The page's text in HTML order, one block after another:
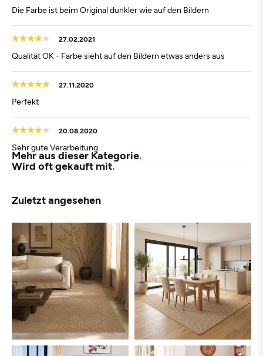
Die Farbe ist beim Original dunkler wie auf den Bildern
27.02.2021
Qualität OK - Farbe sieht auf den Bildern etwas anders aus
27.11.2020
Perfekt
20.08.2020
Sehr gute Verarbeitung
Mehr aus dieser Kategorie
Wird oft gekauft mit
Zuletzt angesehen